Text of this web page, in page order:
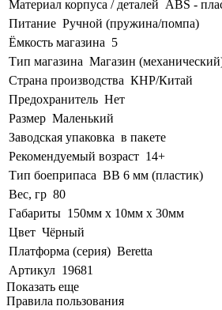
Материал корпуса / деталей ABS -
Питание Ручной (пружина/помпа)
Ёмкость магазина 5
Тип магазина Магазин
Страна производства КНР/Китай
Предохранитель Нет
Размер Маленький
Заводская упаковка в пакете
Рекомендуемый возраст 14+
Тип боеприпаса BB 6 мм (пластик)
Вес, гр 80
Габариты 150мм х 10мм х 30мм
Цвет Чёрный
Платформа (серия) Beretta
Артикул 19681
Показать еще
Правила пользования